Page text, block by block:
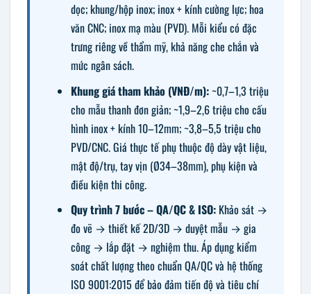
dọc; khung/hộp inox; inox + kính cường lực; hoa
văn CNC; inox mạ màu (PVD). Mỗi kiểu có đặc
trưng riêng về thẩm mỹ, khả năng che chắn và
mức ngân sách.
Khung giá tham khảo (VNĐ/m):~0,7–1,3 triệu
cho mẫu thanh đơn giản; ~1,9–2,6 triệu cho cấu
hình inox + kính 10–12mm; ~3,8–5,5 triệu cho
PVD/CNC. Giá thực tế phụ thuộc độ dày vật liệu,
mật độ/trụ, tay vịn (Ø34–38mm), phụ kiện và
điều kiện thi công.
Quy trình 7 bước – QA/QC & ISO:Khảo sát →
đo vẽ → thiết kế 2D/3D → duyệt mẫu → gia
công → lắp đặt → nghiệm thu. Áp dụng kiểm
soát chất lượng theo chuẩn QA/QC và hệ thống
ISO 9001:2015 để bảo đảm tiến độ và tiêu chí